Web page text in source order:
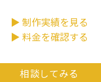
▶ 制作実績を見る
▶ 料金を確認する
相談してみる